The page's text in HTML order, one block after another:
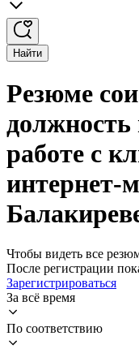
Найти
Резюме
должность
работе с
интернет-
Чтобы видеть все
После регистрации
Зарегистрироваться
За всё время
По соответствию